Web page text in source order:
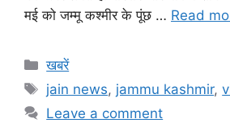
मई को जम्मू कश्मीर के पूंछ … Read
Categories
खबरें
Tags
jain news, jammu kashmir,
Leave a comment